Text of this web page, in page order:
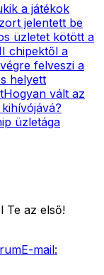
a játékok
jelentett be
üzletet kötött a
chipektől a
felveszi a
helyett
Hogyan vált az
üzletága
Te az első!
E-mail: